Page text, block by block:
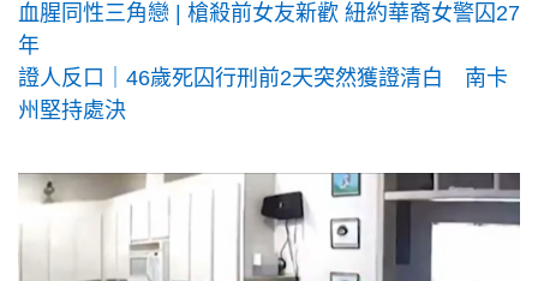
血腥同性三角戀 | 槍殺前女友新歡 紐約華裔女警囚27
年
證人反口｜46歲死囚行刑前2天突然獲證清白 南卡
州堅持處決